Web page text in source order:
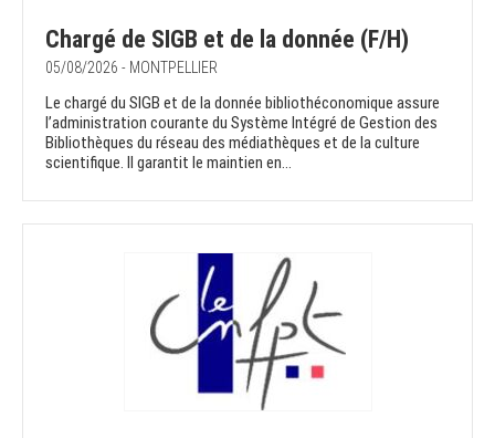
Chargé de SIGB et de la donnée (F/H)
05/08/2026 - MONTPELLIER
Le chargé du SIGB et de la donnée bibliothéconomique assure
l’administration courante du Système Intégré de Gestion des
Bibliothèques du réseau des médiathèques et de la culture
scientifique. Il garantit le maintien en...